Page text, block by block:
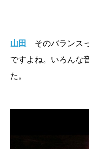
山田
そのバランス
ですよね。いろんな
た。